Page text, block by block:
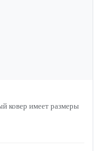
ковер имеет размеры